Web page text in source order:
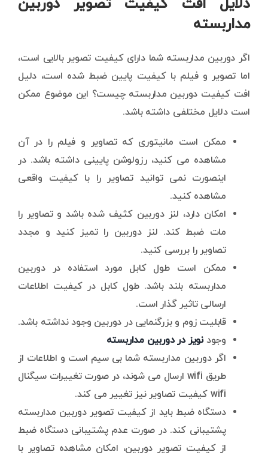
دلایل افت کیفیت تصویر دوربین
مداربسته
اگر دوربین مداربسته شما دارای کیفیت تصویر بالایی است،
اما تصویر و فیلم با کیفیت پایین ضبط شده است، دلیل
افت کیفیت دوربین مداربسته چیست؟ این موضوع ممکن
است دلایل مختلفی داشته باشد.
ممکن است مانیتوری که تصاویر و فیلم را در آن
مشاهده می کنید، رزولوشن پایینی داشته باشد. در
اینصورت نمی توانید تصاویر را با کیفیت واقعی
مشاهده کنید.
امکان دارد، لنز دوربین کثیف شده باشد و تصاویر را
مات ضبط کند. لنز دوربین را تمیز کنید و مجدد
تصاویر را بررسی کنید.
ممکن است طول کابل مورد استفاده در دوربین
مداربسته بلند باشد. طول کابل در کیفیت اطلاعات
ارسالی تاثیر گذار است.
قابلیت زوم و بزرگنمایی در دوربین وجود نداشته باشد.
وجودنویز در دوربین مداربسته
اگر دوربین مداربسته شما بی سیم است و اطلاعات از
طریق wifi ارسال می شوند، در صورت تغییرات سیگنال
wifi کیفیت تصاویر نیز تغییر می کند.
دستگاه ضبط باید از کیفیت تصویر دوربین مداربسته
پشتیبانی کند. در صورت عدم پشتیبانی دستگاه ضبط
از کیفیت تصویر دوربین، امکان مشاهده تصاویر با